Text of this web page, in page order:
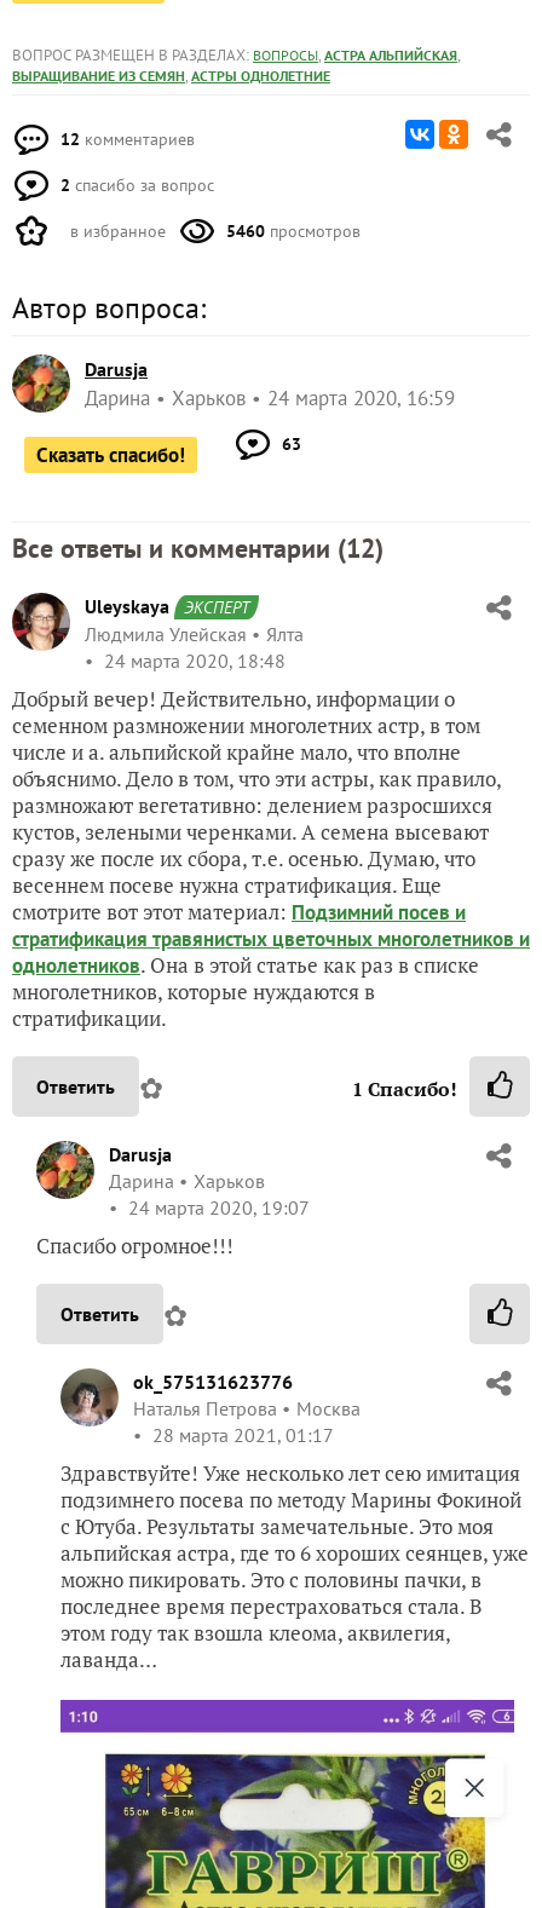
ВОПРОС РАЗМЕЩЕН В РАЗДЕЛАХ: ВОПРОСЫ, АСТРА АЛЬПИЙСКАЯ,
ВЫРАЩИВАНИЕ ИЗ СЕМЯН, АСТРЫ ОДНОЛЕТНИЕ
12 комментариев
2 спасибо за вопрос
в избранное 5460 просмотров
Автор вопроса:
Darusja
Дарина Харьков 24 марта 2020, 16:59
Сказать спасибо! 63
Все ответы и комментарии (12)
Uleyskaya ЭКСПЕРТ
Людмила Улейская
Ялта
24 марта 2020, 18:48
Добрый вечер! Действительно, информации о
семенном размножении многолетних астр, в том
числе и а. альпийской крайне мало, что вполне
объяснимо. Дело в том, что эти астры, как правило,
размножают вегетативно: делением разросшихся
кустов, зелеными черенками. А семена высевают
сразу же после их сбора, т.е. осенью. Думаю, что
весеннем посеве нужна стратификация. Еще
смотрите вот этот материал: Подзимний посев и
стратификация травянистых цветочных многолетников и
однолетников. Она в этой статье как раз в списке
многолетников, которые нуждаются в
стратификации.
Ответить ✿ 1 Спасибо!
Darusja
Дарина
Харьков
24 марта 2020, 19:07
Спасибо огромное!!!
Ответить ✿
ok_575131623776
Наталья Петрова
Москва
28 марта 2021, 01:17
Здравствуйте! Уже несколько лет сею имитация
подзимнего посева по методу Марины Фокиной
с Ютуба. Результаты замечательные. Это моя
альпийская астра, где то 6 хороших сеянцев, уже
можно пикировать. Это с половины пачки, в
последнее время перестраховаться стала. В
этом году так взошла клеома, аквилегия,
лаванда…